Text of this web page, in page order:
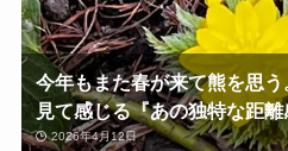
今年もまた春が来て熊を思
見て感じる『あの独特な距
2026年4月12日